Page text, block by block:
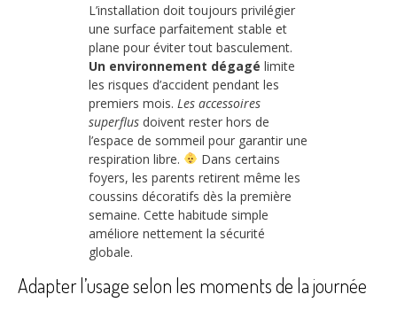
L’installation doit toujours privilégier
une surface parfaitement stable et
plane pour éviter tout basculement.
Un environnement dégagé limite
les risques d’accident pendant les
premiers mois. Les accessoires
superflus doivent rester hors de
l’espace de sommeil pour garantir une
respiration libre.
Dans certains
foyers, les parents retirent même les
coussins décoratifs dès la première
semaine. Cette habitude simple
améliore nettement la sécurité
globale.
Adapter l’usage selon les moments de la journée